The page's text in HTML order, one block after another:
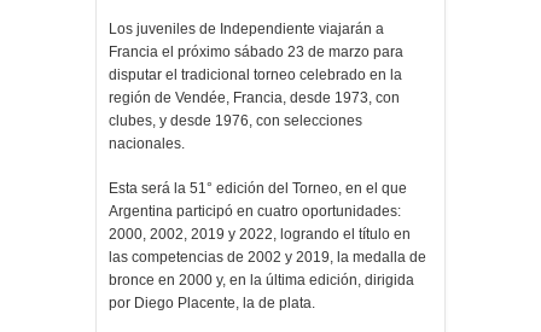
Los juveniles de Independiente viajarán a
Francia el próximo sábado 23 de marzo para
disputar el tradicional torneo celebrado en la
región de Vendée, Francia, desde 1973, con
clubes, y desde 1976, con selecciones
nacionales.
Esta será la 51° edición del Torneo, en el que
Argentina participó en cuatro oportunidades:
2000, 2002, 2019 y 2022, logrando el título en
las competencias de 2002 y 2019, la medalla de
bronce en 2000 y, en la última edición, dirigida
por Diego Placente, la de plata.